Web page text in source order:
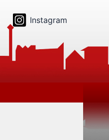
Instagram